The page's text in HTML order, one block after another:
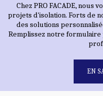
Chez PRO FACADE, nous
projets d'isolation. Forts de
des solutions
Remplissez notre
EN